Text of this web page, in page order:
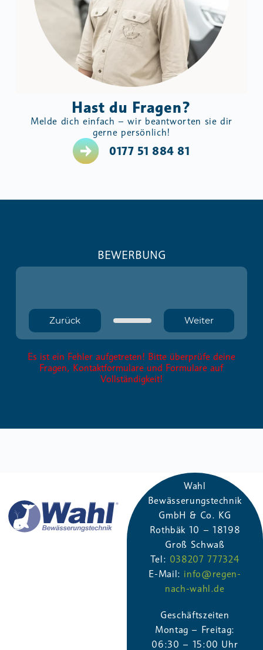
Hast du Fragen?
Melde dich einfach – wir beantworten sie dir
gerne persönlich!
0177 51 884 81
BEWERBUNG
Zurück Weiter
Es ist ein Fehler aufgetreten! Bitte überprüfe deine
Fragen, Kontaktformulare und Formulare auf
Vollständigkeit!
Wahl
Bewässerungstechnik
GmbH & Co. KG
Rothbäk​ 10 – 181​98
Groß Schwaß
Tel: 038207 777324
E-Mail: info@regen-
nach-wahl.de
Geschäftszeiten
Montag – Freitag:
06:30 – 15:00 Uhr